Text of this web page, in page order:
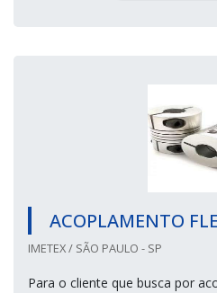
ACOPLAMENTO
IMETEX / SÃO PAULO - SP
Para o cliente que busca por